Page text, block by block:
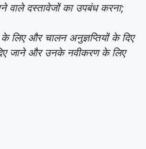
वाले दस्तावेजों का उपबंध करना;
लिए और चालन अनुज्ञप्तियों के दिए
जाने और उनके नवीकरण के लिए